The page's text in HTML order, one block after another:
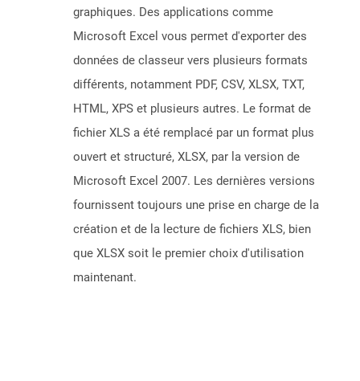
graphiques. Des applications comme
Microsoft Excel vous permet d'exporter des
données de classeur vers plusieurs formats
différents, notamment PDF, CSV, XLSX, TXT,
HTML, XPS et plusieurs autres. Le format de
fichier XLS a été remplacé par un format plus
ouvert et structuré, XLSX, par la version de
Microsoft Excel 2007. Les dernières versions
fournissent toujours une prise en charge de la
création et de la lecture de fichiers XLS, bien
que XLSX soit le premier choix d'utilisation
maintenant.